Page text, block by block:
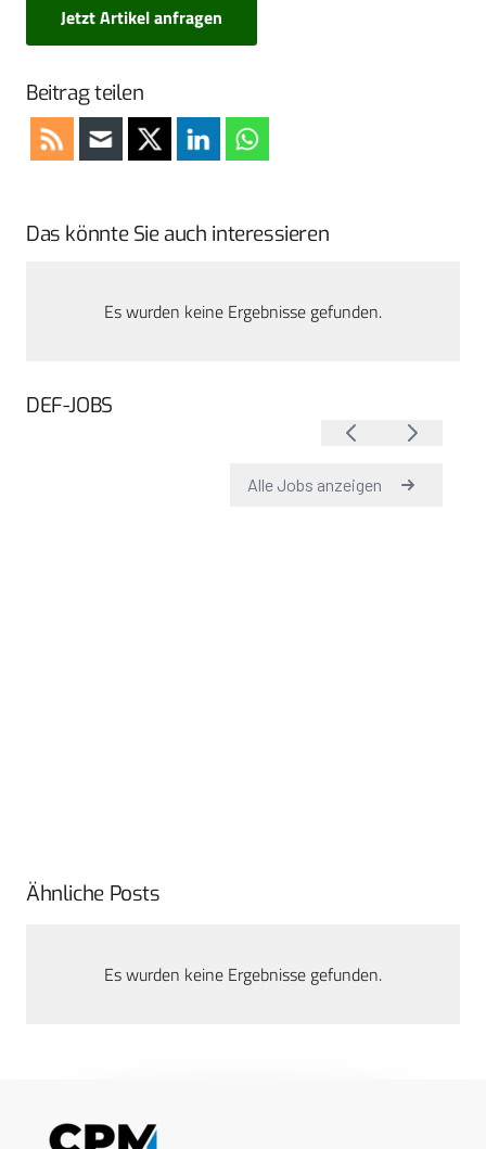
Jetzt Artikel anfragen
Beitrag teilen
Das könnte Sie auch interessieren
Es wurden keine Ergebnisse gefunden.
DEF-JOBS
Ähnliche Posts
Es wurden keine Ergebnisse gefunden.